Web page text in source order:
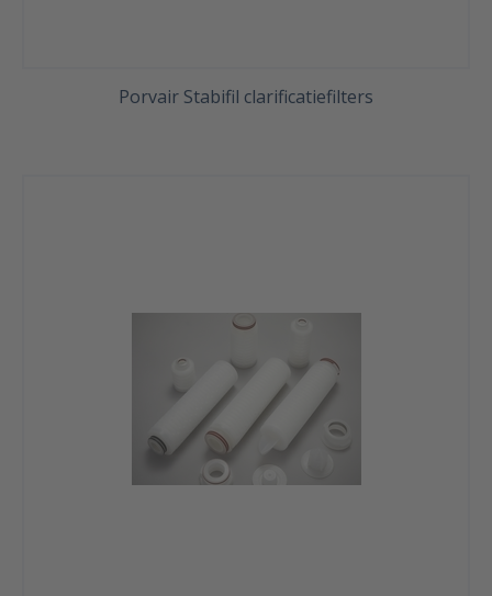
Porvair Stabifil clarificatiefilters